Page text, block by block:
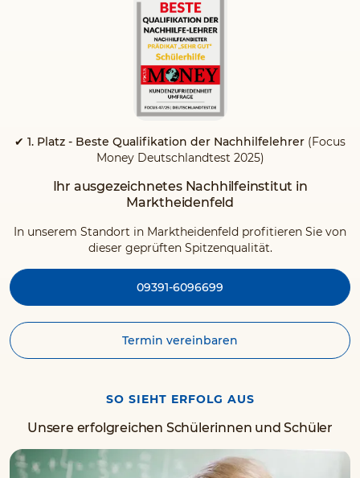
✔ 1. Platz - Beste Qualifikation der Nachhilfelehrer (Focus
Money Deutschlandtest 2025)
Ihr ausgezeichnetes Nachhilfeinstitut in
Marktheidenfeld
In unserem Standort in Marktheidenfeld profitieren Sie von
dieser geprüften Spitzenqualität.
09391-6096699
Termin vereinbaren
SO SIEHT ERFOLG AUS
Unsere erfolgreichen Schülerinnen und Schüler